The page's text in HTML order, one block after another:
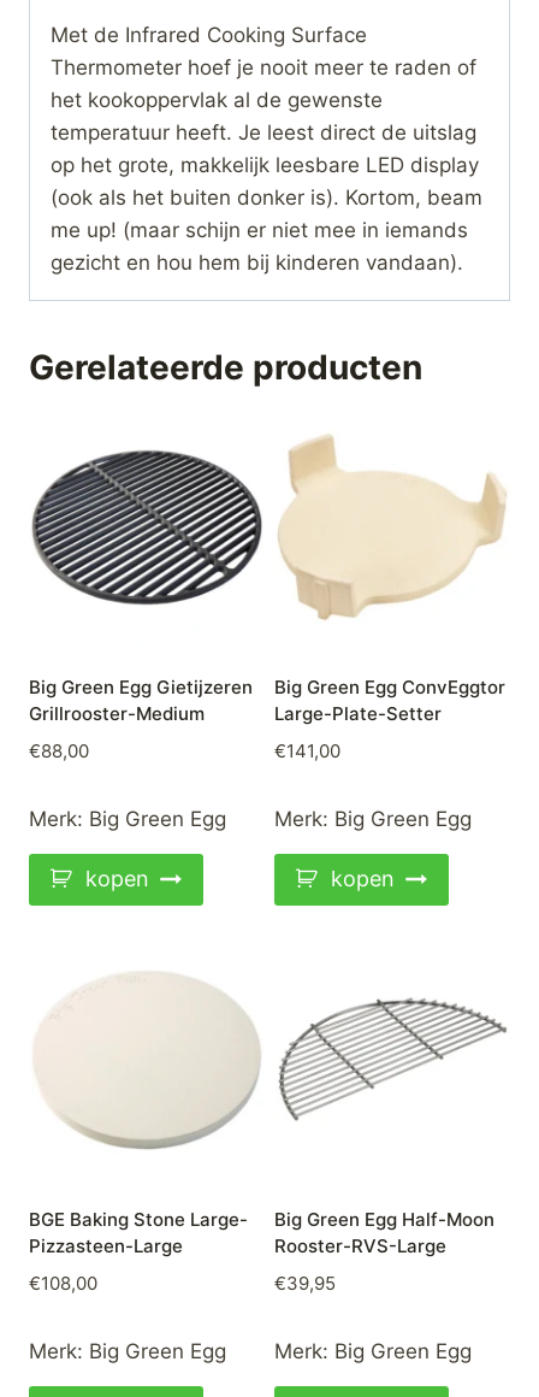
Met de Infrared Cooking Surface
Thermometer hoef je nooit meer te raden of
het kookoppervlak al de gewenste
temperatuur heeft. Je leest direct de uitslag
op het grote, makkelijk leesbare LED display
(ook als het buiten donker is). Kortom, beam
me up! (maar schijn er niet mee in iemands
gezicht en hou hem bij kinderen vandaan).
Gerelateerde producten
Big Green Egg Gietijzeren
Grillrooster-Medium
€88,00
Merk: Big Green Egg
kopen
Big Green Egg ConvEggtor
Large-Plate-Setter
€141,00
Merk: Big Green Egg
kopen
BGE Baking Stone Large-
Pizzasteen-Large
€108,00
Merk: Big Green Egg
Big Green Egg Half-Moon
Rooster-RVS-Large
€39,95
Merk: Big Green Egg